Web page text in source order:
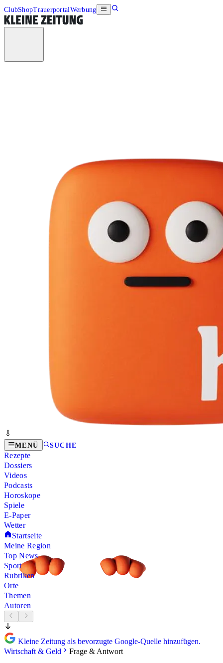
ClubShopTrauerportalWerbung
MENÜ SUCHE
Rezepte
Dossiers
Videos
Podcasts
Horoskope
Spiele
E-Paper
Wetter
Startseite
Meine Region
Top News
Sport
Rubriken
Orte
Themen
Autoren
Kleine Zeitung als bevorzugte Google-Quelle hinzufügen.
Wirtschaft & Geld
Frage & Antwort